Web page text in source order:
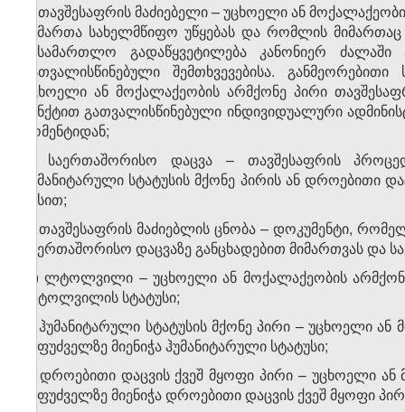
ე) თავშესაფრის მაძიებელი – უცხოელი ან
მიმართა სახელმწიფო უწყებას და რომლის
სასამართლო გადაწყვეტილება კანონიერ
გათვალისწინებული შემთხვევებისა.
უცხოელი ან მოქალაქეობის არმქონე პირი
პუნქტით გათვალისწინებული ინდივიდუალური
მომენტიდან;
ვ) საერთაშორისო დაცვა – თავშესაფრის
ჰუმანიტარული სტატუსის მქონე პირის ან დროებითი
წესით;
ზ) თავშესაფრის მაძიებლის ცნობა – დოკუმენტი,
საერთაშორისო დაცვაზე განცხადებით მიმართვას და
თ) ლტოლვილი – უცხოელი ან მოქალაქეობის
ლტოლვილის სტატუსი;
ი) ჰუმანიტარული სტატუსის მქონე პირი – უცხოელი
საფუძველზე მიენიჭა ჰუმანიტარული სტატუსი;
კ) დროებითი დაცვის ქვეშ მყოფი პირი – უცხოელი
საფუძველზე მიენიჭა დროებითი დაცვის ქვეშ მყოფი